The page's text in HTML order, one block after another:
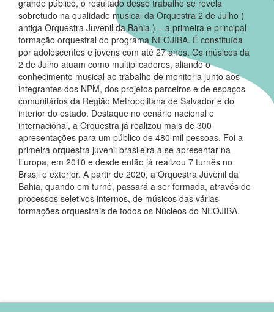
grande público, o resultado desse trabalho se revela
sobretudo na qualidade musical da Orquestra 2 de Julho (
antiga Orquestra Juvenil da Bahia ) – a primeira e principal
formação orquestral do programa NEOJIBA. É constituída
por adolescentes e jovens com até 27 anos. Os músicos da
2 de Julho atuam como multiplicadores, aliando o
conhecimento musical ao trabalho de monitoria junto aos
integrantes dos NPM, dos projetos parceiros e de espaços
comunitários da Região Metropolitana de Salvador e do
interior do estado. Destaque no cenário nacional e
internacional, a Orquestra já realizou mais de 300
apresentações para um público de 480 mil pessoas. Foi a
primeira orquestra juvenil brasileira a se apresentar na
Europa, em 2010 e desde então já realizou 7 turnês no
Brasil e exterior. A partir de 2020, a Orquestra Juvenil da
Bahia, quando em turnê, passará a ser formada, através de
processos seletivos internos, de músicos das várias
formações orquestrais de todos os Núcleos do NEOJIBA.